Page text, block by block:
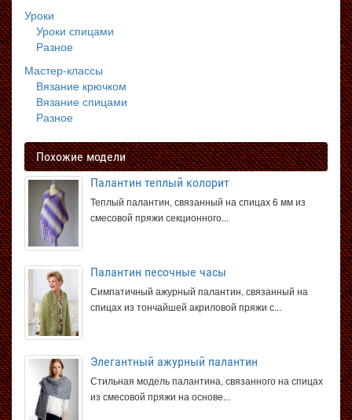
Уроки
Уроки спицами
Разное
Мастер-классы
Вязание крючком
Вязание спицами
Разное
Похожие модели
Палантин теплый колорит
Теплый палантин, связанный на спицах 6 мм из
смесовой пряжи секционного...
Палантин песочные часы
Симпатичный ажурный палантин, связанный на
спицах из тончайшей акриловой пряжи с...
Элегантный ажурный палантин
Стильная модель палантина, связанного на спицах
из смесовой пряжи на основе...